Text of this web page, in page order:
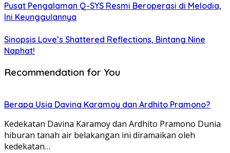
Pusat Pengalaman Q-SYS Resmi Beroperasi di Melodia,
Ini Keunggulannya
Sinopsis Love’s Shattered Reflections, Bintang Nine
Naphat!
Recommendation for You
Berapa Usia Davina Karamoy dan Ardhito Pramono?
Kedekatan Davina Karamoy dan Ardhito Pramono Dunia
hiburan tanah air belakangan ini diramaikan oleh
kedekatan…